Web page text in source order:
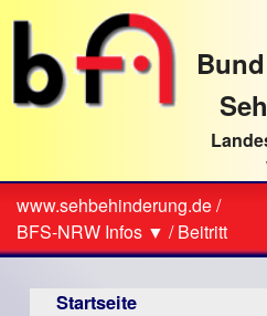
direkt
Textinhalt
Sie
sind
hier
www.sehbehinderung.de/
BFS-NRW Infos ▼ /Beitritt
Startseite